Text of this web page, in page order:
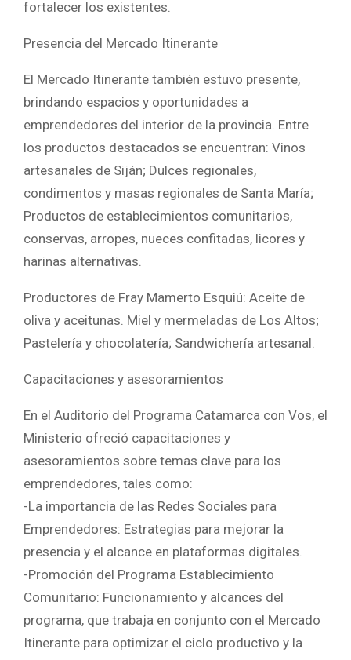
fortalecer los existentes.
Presencia del Mercado Itinerante
El Mercado Itinerante también estuvo presente,
brindando espacios y oportunidades a
emprendedores del interior de la provincia. Entre
los productos destacados se encuentran: Vinos
artesanales de Siján; Dulces regionales,
condimentos y masas regionales de Santa María;
Productos de establecimientos comunitarios,
conservas, arropes, nueces confitadas, licores y
harinas alternativas.
Productores de Fray Mamerto Esquiú: Aceite de
oliva y aceitunas. Miel y mermeladas de Los Altos;
Pastelería y chocolatería; Sandwichería artesanal.
Capacitaciones y asesoramientos
En el Auditorio del Programa Catamarca con Vos, el
Ministerio ofreció capacitaciones y
asesoramientos sobre temas clave para los
emprendedores, tales como:
-La importancia de las Redes Sociales para
Emprendedores: Estrategias para mejorar la
presencia y el alcance en plataformas digitales.
-Promoción del Programa Establecimiento
Comunitario: Funcionamiento y alcances del
programa, que trabaja en conjunto con el Mercado
Itinerante para optimizar el ciclo productivo y la